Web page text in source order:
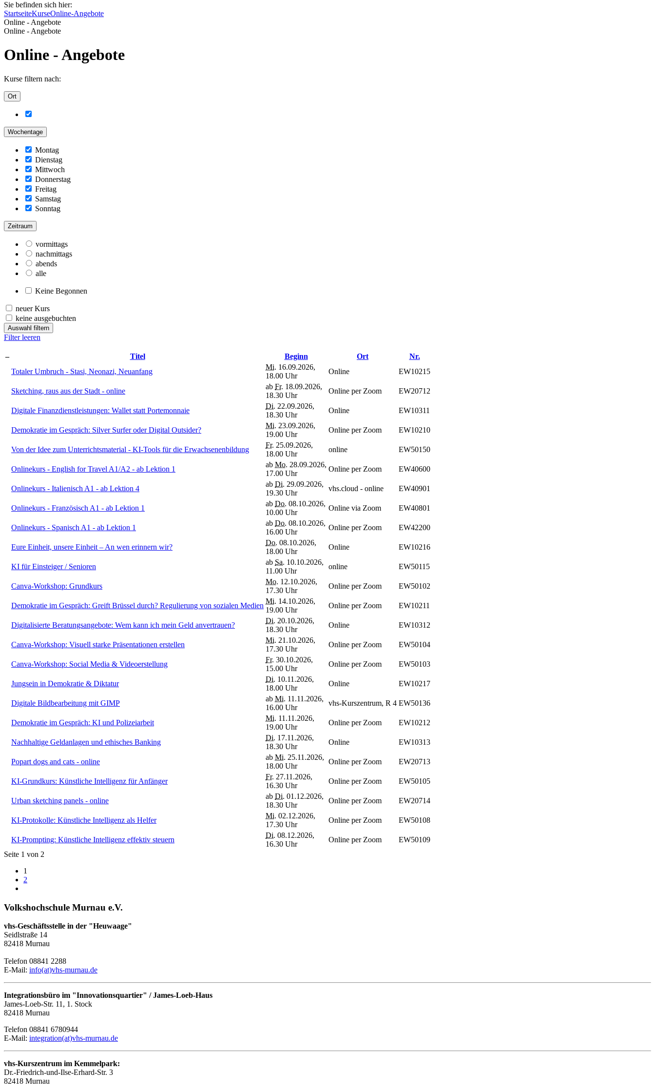
Sie befinden sich hier:
StartseiteKurseOnline-Angebote
Online - Angebote
Online - Angebote
Online - Angebote
Kurse filtern nach:
Ort
Wochentage
Montag
Dienstag
Mittwoch
Donnerstag
Freitag
Samstag
Sonntag
Zeitraum
vormittags
nachmittags
abends
alle
Keine Begonnen
neuer Kurs
keine ausgebuchten
Auswahl filtern
Filter leeren
– Titel Beginn Ort
Nr.
Totaler Umbruch - Stasi, Neonazi, Neuanfang
Mi. 16.09.2026,
18.00 Uhr
Online EW10215
Sketching, raus aus der Stadt - online
ab Fr. 18.09.2026,
18.30 Uhr
Online per Zoom EW20712
Digitale Finanzdienstleistungen: Wallet statt Portemonnaie
Di. 22.09.2026,
18.30 Uhr
Online EW10311
Demokratie im Gespräch: Silver Surfer oder Digital Outsider?
Mi. 23.09.2026,
19.00 Uhr
Online per Zoom EW10210
Von der Idee zum Unterrichtsmaterial - KI-Tools für die Erwachsenenbildung
Fr. 25.09.2026,
18.00 Uhr
online EW50150
Onlinekurs - English for Travel A1/A2 - ab Lektion 1
ab Mo. 28.09.2026,
17.00 Uhr
Online per Zoom EW40600
Onlinekurs - Italienisch A1 - ab Lektion 4
ab Di. 29.09.2026,
19.30 Uhr
vhs.cloud - online EW40901
Onlinekurs - Französisch A1 - ab Lektion 1
ab Do. 08.10.2026,
10.00 Uhr
Online via Zoom EW40801
Onlinekurs - Spanisch A1 - ab Lektion 1
ab Do. 08.10.2026,
16.00 Uhr
Online per Zoom EW42200
Eure Einheit, unsere Einheit – An wen erinnern wir?
Do. 08.10.2026,
18.00 Uhr
Online EW10216
KI für Einsteiger / Senioren
ab Sa. 10.10.2026,
11.00 Uhr
online EW50115
Canva-Workshop: Grundkurs
Mo. 12.10.2026,
17.30 Uhr
Online per Zoom EW50102
Demokratie im Gespräch: Greift Brüssel durch? Regulierung von sozialen Medien
Mi. 14.10.2026,
19.00 Uhr
Online per Zoom EW10211
Digitalisierte Beratungsangebote: Wem kann ich mein Geld anvertrauen?
Di. 20.10.2026,
18.30 Uhr
Online EW10312
Canva-Workshop: Visuell starke Präsentationen erstellen
Mi. 21.10.2026,
17.30 Uhr
Online per Zoom EW50104
Canva-Workshop: Social Media & Videoerstellung
Fr. 30.10.2026,
15.00 Uhr
Online per Zoom EW50103
Jungsein in Demokratie & Diktatur
Di. 10.11.2026,
18.00 Uhr
Online EW10217
Digitale Bildbearbeitung mit GIMP
ab Mi. 11.11.2026,
16.00 Uhr
vhs-Kurszentrum, R 4 EW50136
Demokratie im Gespräch: KI und Polizeiarbeit
Mi. 11.11.2026,
19.00 Uhr
Online per Zoom EW10212
Nachhaltige Geldanlagen und ethisches Banking
Di. 17.11.2026,
18.30 Uhr
Online EW10313
Popart dogs and cats - online
ab Mi. 25.11.2026,
18.00 Uhr
Online per Zoom EW20713
KI-Grundkurs: Künstliche Intelligenz für Anfänger
Fr. 27.11.2026,
16.30 Uhr
Online per Zoom EW50105
Urban sketching panels - online
ab Di. 01.12.2026,
18.30 Uhr
Online per Zoom EW20714
KI-Protokolle: Künstliche Intelligenz als Helfer
Mi. 02.12.2026,
17.30 Uhr
Online per Zoom EW50108
KI-Prompting: Künstliche Intelligenz effektiv steuern
Di. 08.12.2026,
16.30 Uhr
Online per Zoom
EW50109
Seite 1 von 2
1
2
Volkshochschule Murnau e.V.
vhs-Geschäftsstelle in der "Heuwaage"
Seidlstraße 14
82418 Murnau
Telefon 08841 2288
E-Mail: info(at)vhs-murnau.de
Integrationsbüro im "Innovationsquartier" / James-Loeb-Haus
James-Loeb-Str. 11, 1. Stock
82418 Murnau
Telefon 08841 6780944
E-Mail: integration(at)vhs-murnau.de
vhs-Kurszentrum im Kemmelpark:
Dr.-Friedrich-und-Ilse-Erhard-Str. 3
82418 Murnau